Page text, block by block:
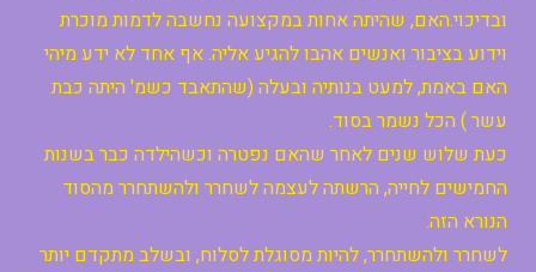
ובדיכוי.האם, שהיתה אחות במקצועה נחשבה לדמות מוכרת
וידוע בציבור ואנשים אהבו להגיע אליה. אף אחד לא ידע מיהי
האם באמת, למעט בנותיה ובעלה (שהתאבד כשמ' היתה כבת
עשר ) הכל נשמר בסוד.
כעת שלוש שנים לאחר שהאם נפטרה וכשהילדה כבר בשנות
החמישים לחייה, הרשתה לעצמה לשחרר ולהשתחרר מהסוד
הנורא הזה.
לשחרר ולהשתחרר, להיות מסוגלת לסלוח, ובשלב מתקדם יותר